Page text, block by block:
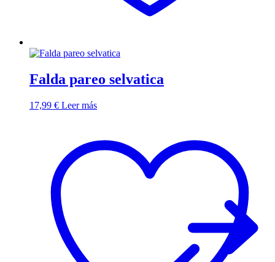
Falda pareo selvatica
17,99 € Leer más